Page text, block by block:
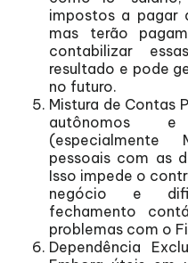
impostos a pagar
mas terão
contabilizar
resultado e pode
no futuro.
Mistura de Contas
autônomos e
(especialmente
pessoais com as
Isso impede o
negócio e
fechamento
problemas com o
Dependência